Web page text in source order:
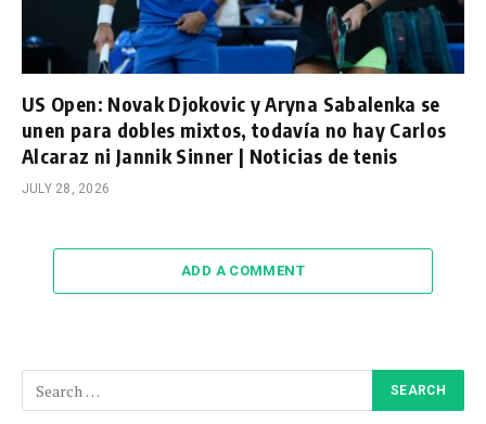
US Open: Novak Djokovic y Aryna Sabalenka se
unen para dobles mixtos, todavía no hay Carlos
Alcaraz ni Jannik Sinner | Noticias de tenis
JULY 28, 2026
ADD A COMMENT